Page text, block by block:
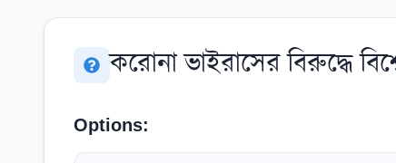
করােনা ভাইরাসের বিরুদ্ধে
Options: